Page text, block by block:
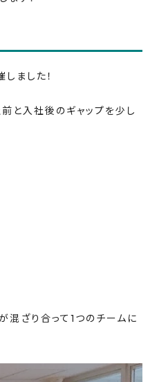
ました！
と入社後のギャップを少し
混ざり合って1つのチームに